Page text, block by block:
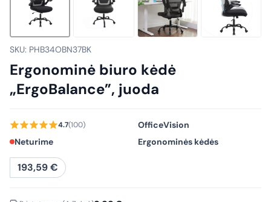
SKU: PHB34OBN37BK
Ergonominė biuro kėdė
„ErgoBalance”, juoda
4.7(100)
OfficeVision
Neturime
Ergonominės kėdės
193,59€